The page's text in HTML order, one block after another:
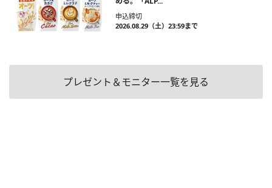
申込締切
2026.08.29（土）23:59まで
プレゼント＆モニター一覧を見る